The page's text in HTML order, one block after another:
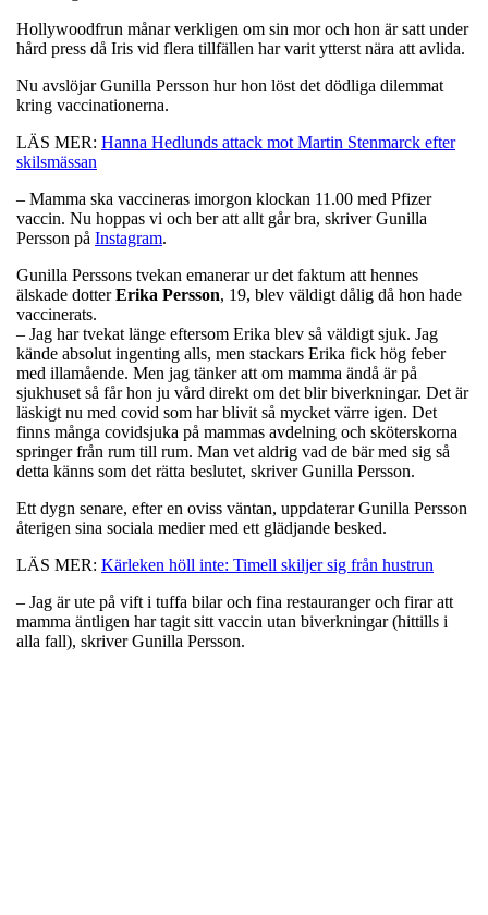
Hollywoodfrun månar verkligen om sin mor och hon är satt under
hård press då Iris vid flera tillfällen har varit ytterst nära att avlida.
Nu avslöjar Gunilla Persson hur hon löst det dödliga dilemmat
kring vaccinationerna.
LÄS MER: Hanna Hedlunds attack mot Martin Stenmarck efter
skilsmässan
– Mamma ska vaccineras imorgon klockan 11.00 med Pfizer
vaccin. Nu hoppas vi och ber att allt går bra, skriver Gunilla
Persson på Instagram.
Gunilla Perssons tvekan emanerar ur det faktum att hennes
älskade dotterErika Persson, 19, blev väldigt dålig då hon hade
vaccinerats.
– Jag har tvekat länge eftersom Erika blev så väldigt sjuk. Jag
kände absolut ingenting alls, men stackars Erika fick hög feber
med illamående. Men jag tänker att om mamma ändå är på
sjukhuset så får hon ju vård direkt om det blir biverkningar. Det är
läskigt nu med covid som har blivit så mycket värre igen. Det
finns många covidsjuka på mammas avdelning och sköterskorna
springer från rum till rum. Man vet aldrig vad de bär med sig så
detta känns som det rätta beslutet, skriver Gunilla Persson.
Ett dygn senare, efter en oviss väntan, uppdaterar Gunilla Persson
återigen sina sociala medier med ett glädjande besked.
LÄS MER: Kärleken höll inte: Timell skiljer sig från hustrun
– Jag är ute på vift i tuffa bilar och fina restauranger och firar att
mamma äntligen har tagit sitt vaccin utan biverkningar (hittills i
alla fall), skriver Gunilla Persson.